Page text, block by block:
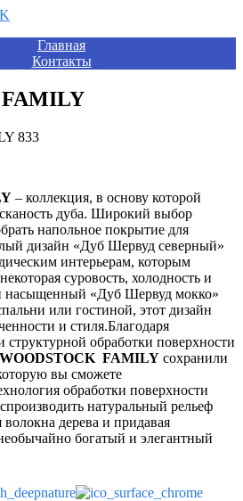
Главная
Контакты
– коллекция, в основу которой
дуба. Широкий выбор
напольное покрытие для
дизайн «Дуб Шервуд северный»
интерьерам, которым
суровость, холодность и
насыщенный «Дуб Шервуд мокко»
или гостиной, этот дизайн
и стиля.Благодаря
структурной обработки поверхности
WOODSTOCK FAMILY сохранили
вы сможете
обработки поверхности
натуральный рельеф
дерева и придавая
богатый и элегантный